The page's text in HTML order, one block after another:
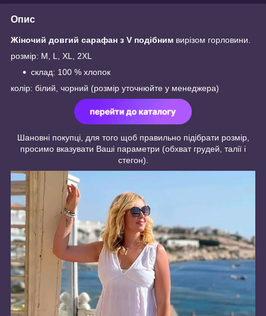
Опис
Жіночий довгий сарафан з V подібним вирізом горловини.
розмір: M, L, XL, 2XL
склад: 100 % хлопок
колір: білий, чорний (розмір уточнюйте у менеджера)
Шановні покупці, для того щоб правильно підібрати розмір,
просимо вказувати Ваші параметри (обхват грудей, талії і
стегон).